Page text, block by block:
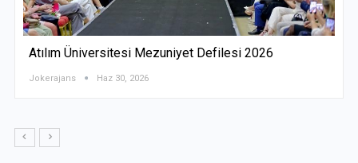
AFW Moda Tasarım Yarışması 2026
Jokerajans Nis 25, 2026